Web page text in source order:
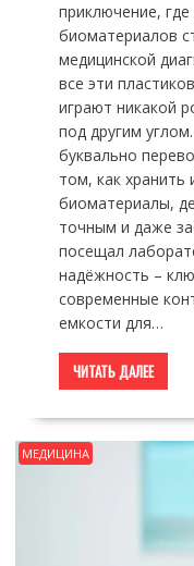
приключение,
биоматериалов
медицинской
все эти
играют никакой
под другим
буквально
том, как
биоматериалы,
точным и даже
посещал
надёжность –
современные
емкости для…
ЧИТАТЬ ДАЛЕЕ
МЕДИЦИНА